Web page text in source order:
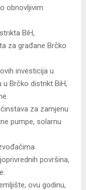
obnovljivim
BiH,
za građane Brčko
investicija u
Brčko distrikt BiH,
za zamjenu
pumpe, solarnu
površina,
ovu godinu,